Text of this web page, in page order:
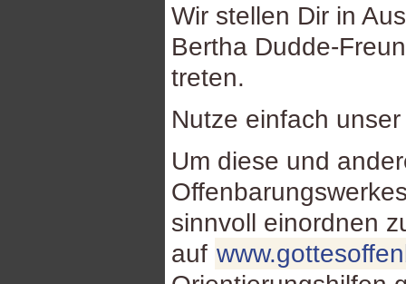
Wir stellen Dir in
Bertha Dudde-
treten.
Nutze einfach
Um diese und
sinnvoll einordnen
auf